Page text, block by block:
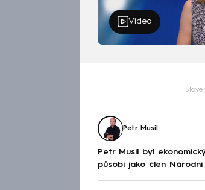
Video
Petr Musil
Petr Musil byl
působí jako člen